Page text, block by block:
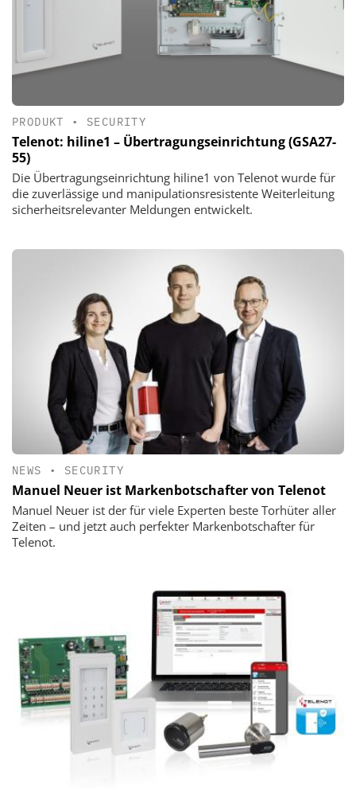
PRODUKT • SECURITY
Telenot: hiline1 – Übertragungseinrichtung (GSA27-
55)
Die Übertragungseinrichtung hiline1 von Telenot wurde für
die zuverlässige und manipulationsresistente Weiterleitung
sicherheitsrelevanter Meldungen entwickelt.
NEWS • SECURITY
Manuel Neuer ist Markenbotschafter von Telenot
Manuel Neuer ist der für viele Experten beste Torhüter aller
Zeiten – und jetzt auch perfekter Markenbotschafter für
Telenot.